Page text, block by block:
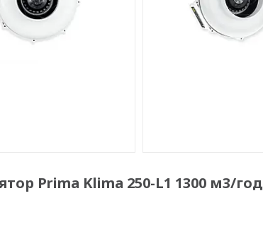
Prima Klima 250-L1 1300 м3/год